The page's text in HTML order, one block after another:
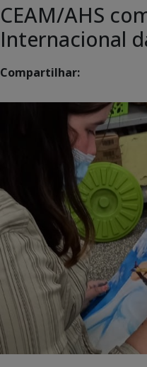
CEAM/AHS
Internacional
Compartilhar: